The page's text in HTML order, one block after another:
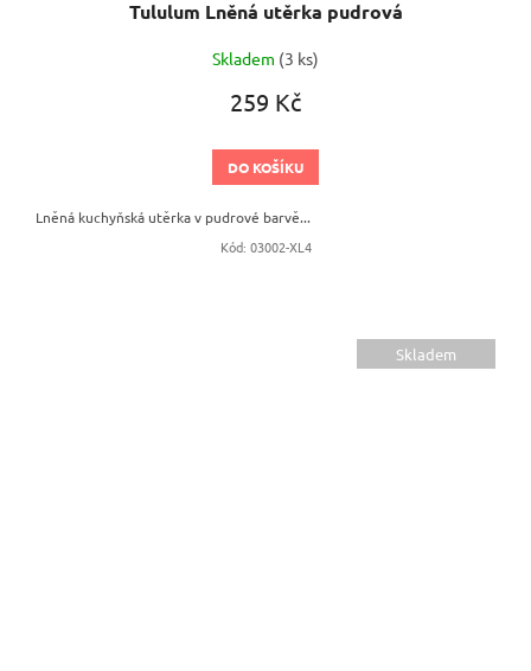
Tululum Lněná utěrka pudrová
Skladem (3 ks)
259 Kč
DO KOŠÍKU
Lněná kuchyňská utěrka v pudrové barvě...
Kód: 03002-XL4
Skladem